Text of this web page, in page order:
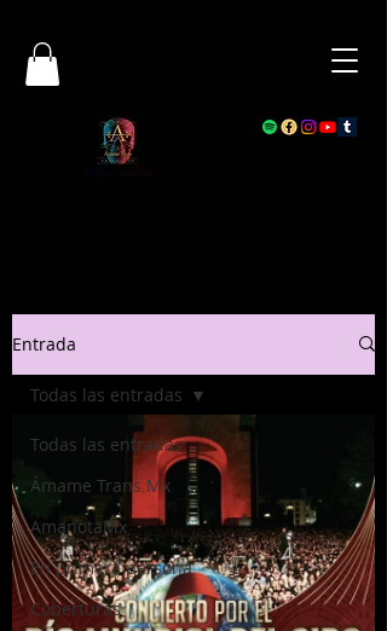
Entrada
Todas las entradas
Ámame Trans Mx
AmanotaMx
En primera persona
Coberturas
Todas las entradas